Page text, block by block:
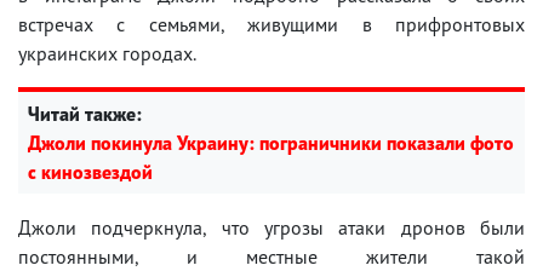
встречах с семьями, живущими в прифронтовых
украинских городах.
Читай также:
Джоли покинула Украину: пограничники показали фото
с кинозвездой
Джоли подчеркнула, что угрозы атаки дронов были
постоянными, и местные жители такой